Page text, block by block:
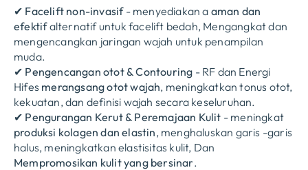
✔ Facelift non-invasif- menyediakan a aman dan
efektifalternatif untuk facelift bedah, Mengangkat dan
mengencangkan jaringan wajah untuk penampilan
muda.
✔ Pengencangan otot & Contouring - RF dan Energi
Hifes merangsang otot wajah, meningkatkan tonus otot,
kekuatan, dan definisi wajah secara keseluruhan.
✔ Pengurangan Kerut & Peremajaan Kulit - meningkat
produksi kolagen dan elastin, menghaluskan garis -garis
halus, meningkatkan elastisitas kulit, Dan
Mempromosikan kulit yang bersinar.